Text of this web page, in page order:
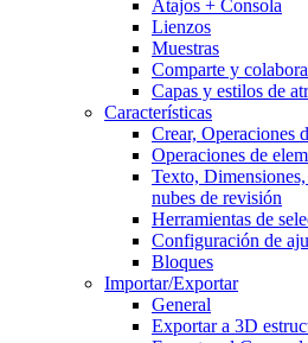
Atajos + Consola
Lienzos
Muestras
Comparte y colabora
Capas y estilos de
Características
Crear, Operaciones
Operaciones de
Texto,
nubes de revisión
Herramientas de
Configuración de
Bloques
Importar/Exportar
General
Exportar a 3D